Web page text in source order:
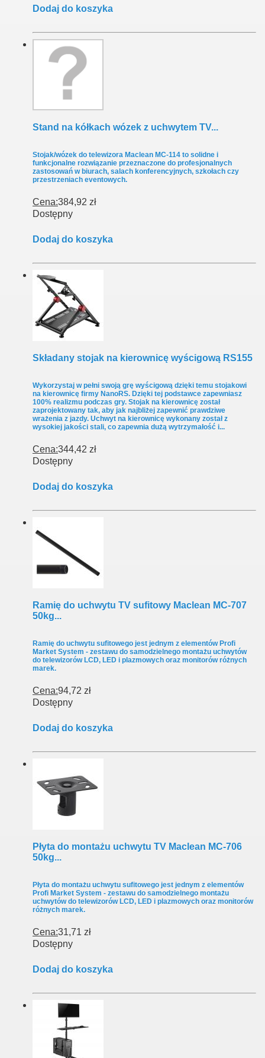
Dodaj do koszyka
Stand na kółkach wózek z uchwytem TV...
Stojak/wózek do telewizora Maclean MC-114 to solidne i
funkcjonalne rozwiązanie przeznaczone do profesjonalnych
zastosowań w biurach, salach konferencyjnych, szkołach czy
przestrzeniach eventowych.
Cena:384,92 zł
Dostępny
Dodaj do koszyka
Składany stojak na kierownicę wyścigową RS155
Wykorzystaj w pełni swoją grę wyścigową dzięki temu stojakowi
na kierownicę firmy NanoRS. Dzięki tej podstawce zapewniasz
100% realizmu podczas gry. Stojak na kierownicę został
zaprojektowany tak, aby jak najbliżej zapewnić prawdziwe
wrażenia z jazdy. Uchwyt na kierownicę wykonany został z
wysokiej jakości stali, co zapewnia dużą wytrzymałość i...
Cena:344,42 zł
Dostępny
Dodaj do koszyka
Ramię do uchwytu TV sufitowy Maclean MC-707
50kg...
Ramię do uchwytu sufitowego jest jednym z elementów Profi
Market System - zestawu do samodzielnego montażu uchwytów
do telewizorów LCD, LED i plazmowych oraz monitorów różnych
marek.
Cena:94,72 zł
Dostępny
Dodaj do koszyka
Płyta do montażu uchwytu TV Maclean MC-706
50kg...
Płyta do montażu uchwytu sufitowego jest jednym z elementów
Profi Market System - zestawu do samodzielnego montażu
uchwytów do telewizorów LCD, LED i plazmowych oraz monitorów
różnych marek.
Cena:31,71 zł
Dostępny
Dodaj do koszyka